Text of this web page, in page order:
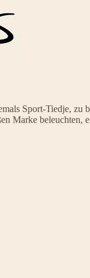
Sport-Tiedje, zu
Marke